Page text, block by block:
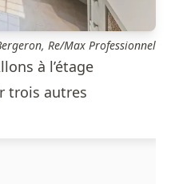
Re/Max Professionnel
à l’étage
trois autres